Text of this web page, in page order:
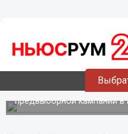
Я думаю, нет
Шанцев наберет
выборах, это
региональный
Политолог Евгений
предвыборной кампании в